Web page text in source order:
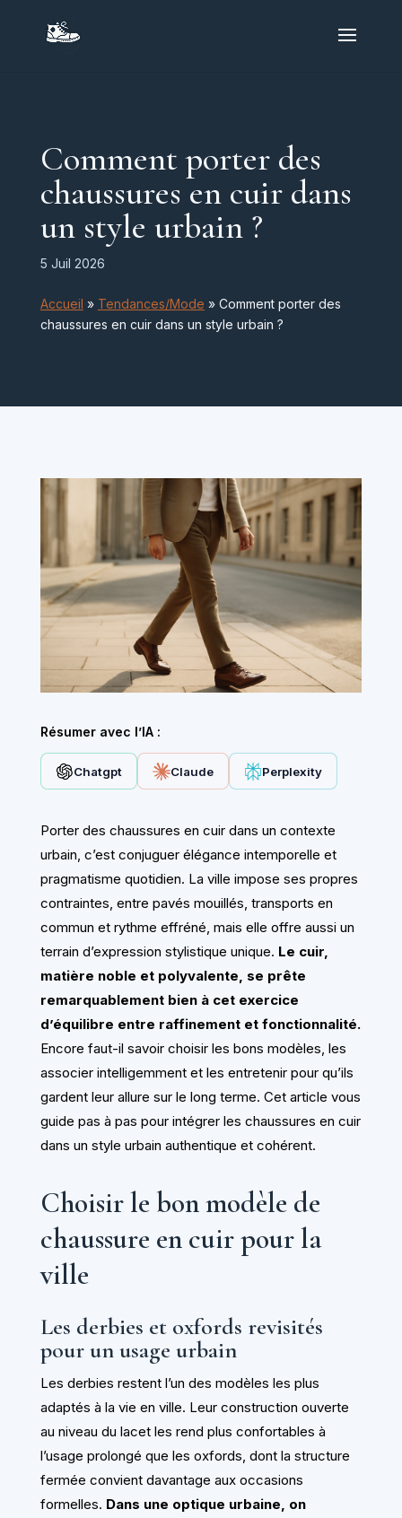
Comment porter des
chaussures en cuir dans
un style urbain ?
5 Juil 2026
Accueil » Tendances/Mode » Comment porter des
chaussures en cuir dans un style urbain ?
Résumer avec l’IA :
Chatgpt Claude Perplexity
Porter des chaussures en cuir dans un contexte
urbain, c’est conjuguer élégance intemporelle et
pragmatisme quotidien. La ville impose ses propres
contraintes, entre pavés mouillés, transports en
commun et rythme effréné, mais elle offre aussi un
terrain d’expression stylistique unique. Le cuir,
matière noble et polyvalente, se prête
remarquablement bien à cet exercice
d’équilibre entre raffinement et fonctionnalité.
Encore faut-il savoir choisir les bons modèles, les
associer intelligemment et les entretenir pour qu’ils
gardent leur allure sur le long terme. Cet article vous
guide pas à pas pour intégrer les chaussures en cuir
dans un style urbain authentique et cohérent.
Choisir le bon modèle de
chaussure en cuir pour la
ville
Les derbies et oxfords revisités
pour un usage urbain
Les derbies restent l’un des modèles les plus
adaptés à la vie en ville. Leur construction ouverte
au niveau du lacet les rend plus confortables à
l’usage prolongé que les oxfords, dont la structure
fermée convient davantage aux occasions
formelles. Dans une optique urbaine, on